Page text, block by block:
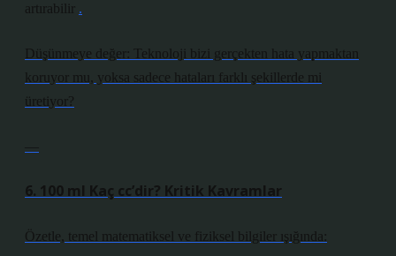
artırabilir .
Düşünmeye değer: Teknoloji bizi gerçekten hata yapmaktan
koruyor mu, yoksa sadece hataları farklı şekillerde mi
üretiyor?
6. 100 ml Kaç cc’dir? Kritik Kavramlar
Özetle, temel matematiksel ve fiziksel bilgiler ışığında: